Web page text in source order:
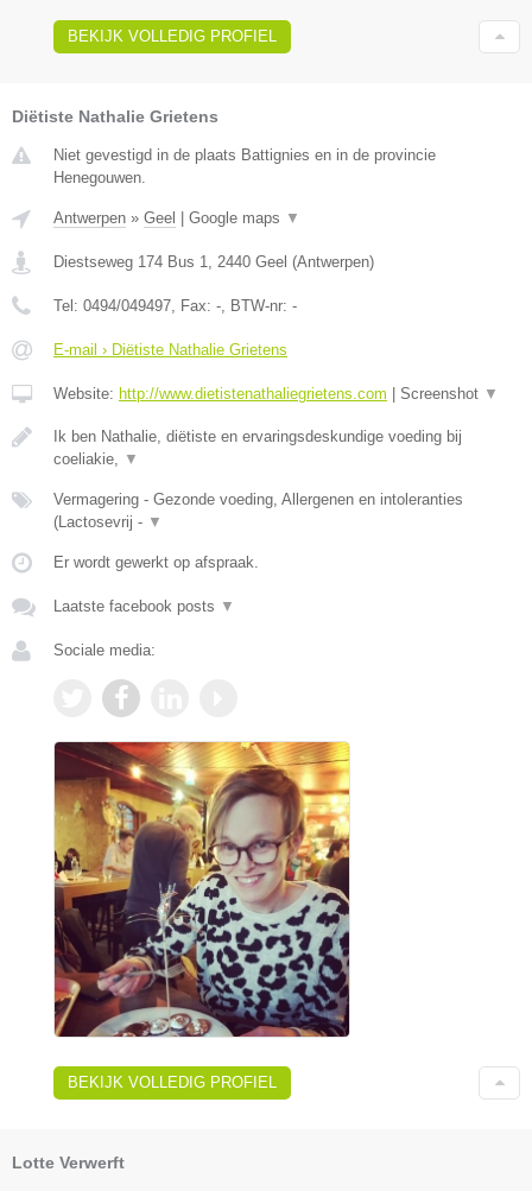
BEKIJK VOLLEDIG PROFIEL
Diëtiste Nathalie Grietens
Niet gevestigd in de plaats Battignies en in de provincie
Henegouwen.
Antwerpen » Geel Google maps ▼
Diestseweg 174 Bus 1 2440 Geel (Antwerpen)
Tel: 0494/049497 , Fax: - , BTW-nr: -
E-mail › Diëtiste Nathalie Grietens
Website: http://www.dietistenathaliegrietens.com Screenshot ▼
Ik ben Nathalie, diëtiste en ervaringsdeskundige voeding bij
coeliakie,
▼
Vermagering - Gezonde voeding, Allergenen en intoleranties
(Lactosevrij - ▼
Er wordt gewerkt op afspraak.
Laatste facebook posts ▼
Sociale media:
BEKIJK VOLLEDIG PROFIEL
Lotte Verwerft